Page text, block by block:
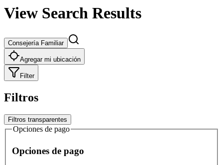
View Search Results
Consejería Familiar
Agregar mi ubicación
Filter
Filtros
Filtros transparentes
Opciones de pago
Opciones de pago